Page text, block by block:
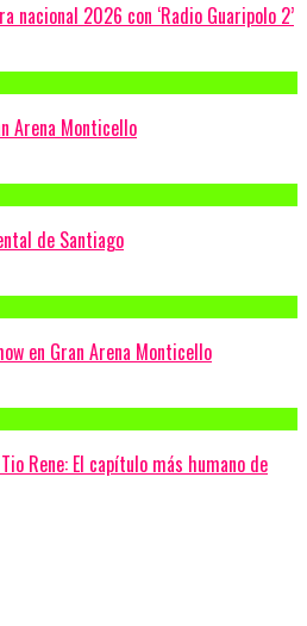
nacional 2026 con ‘Radio Guaripolo 2’
Arena Monticello
de Santiago
en Gran Arena Monticello
Rene: El capítulo más humano de